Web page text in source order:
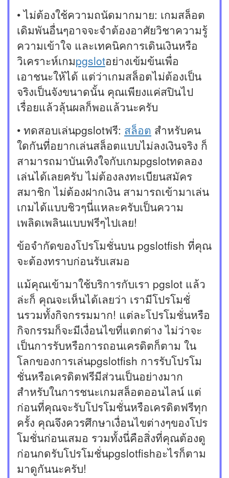
• ไม่ต้องใช้ความถนัดมากมาย: เกมสล็อต
เดิมพันอื่นๆอาจจะจำต้องอาศัยวิชาความรู้
ความเข้าใจ และเทคนิคการเดินเงินหรือ
วิเคราะห์เกมpgslotอย่างเข้มข้นเพื่อ
เอาชนะให้ได้ แต่ว่าเกมสล็อตไม่ต้องเป็น
จริงเป็นจังขนาดนั้น คุณเพียงแค่สปินไป
เรื่อยแล้วลุ้นผลก็พอแล้วนะครับ
• ทดสอบเล่นpgslotฟรี: สล็อต สำหรับคน
ใดกันที่อยากเล่นสล็อตแบบไม่ลงเงินจริง ก็
สามารถมาบันเทิงใจกับเกมpgslotทดลอง
เล่นได้เลยครับ ไม่ต้องลงทะเบียนสมัคร
สมาชิก ไม่ต้องฝากเงิน สามารถเข้ามาเล่น
เกมได้แบบชิวๆนี่แหละครับเป็นความ
เพลิดเพลินแบบฟรีๆไปเลย!
ข้อจำกัดของโปรโมชั่นบน pgslotfish ที่คุณ
จะต้องทราบก่อนรับเสมอ
แม้คุณเข้ามาใช้บริการกับเรา pgslot แล้ว
ล่ะก็ คุณจะเห็นได้เลยว่า เรามีโปรโมชั่
นรวมทั้งกิจกรรมมาก! แต่ละโปรโมชั่นหรือ
กิจกรรมก็จะมีเงื่อนไขที่แตกต่าง ไม่ว่าจะ
เป็นการรับหรือการถอนเครดิตก็ตาม ใน
โลกของการเล่นpgslotfish การรับโปรโม
ชั่นหรือเครดิตฟรีมีส่วนเป็นอย่างมาก
สำหรับในการชนะเกมสล็อตออนไลน์ แต่
ก่อนที่คุณจะรับโปรโมชั่นหรือเครดิตฟรีทุก
ครั้ง คุณจึงควรศึกษาเงื่อนไขต่างๆของโปร
โมชั่นก่อนเสมอ รวมทั้งนี่คือสิ่งที่คุณต้องดู
ก่อนกดรับโปรโมชั่นpgslotfishอะไรก็ตาม
มาดูกันนะครับ!